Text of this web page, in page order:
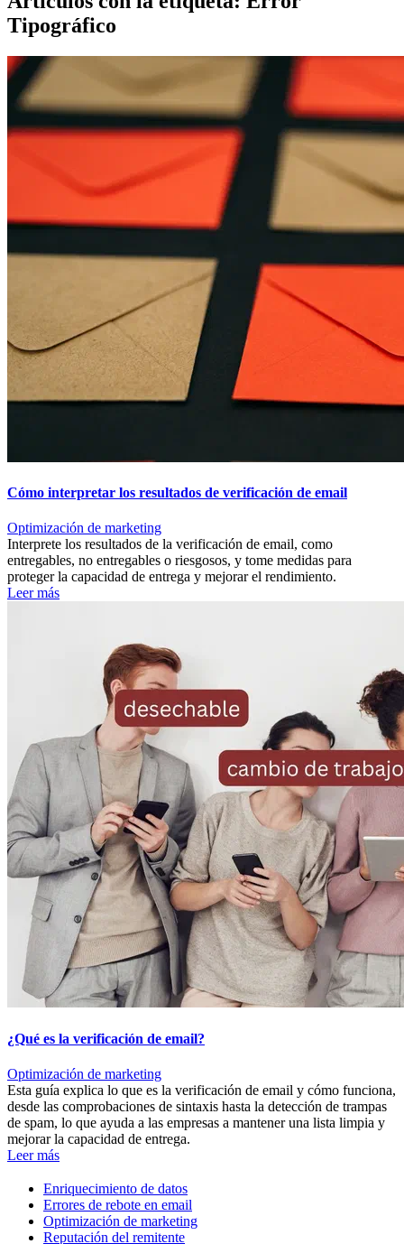
Tipográfico
Cómo interpretar los resultados de verificación de email
Optimización de marketing
Interprete los resultados de la verificación de email, como
entregables, no entregables o riesgosos, y tome medidas para
proteger la capacidad de entrega y mejorar el rendimiento.
Leer más
¿Qué es la verificación de email?
Optimización de marketing
Esta guía explica lo que es la verificación de email y cómo funciona,
desde las comprobaciones de sintaxis hasta la detección de trampas
de spam, lo que ayuda a las empresas a mantener una lista limpia y
mejorar la capacidad de entrega.
Leer más
Enriquecimiento de datos
Errores de rebote en email
Optimización de marketing
Reputación del remitente